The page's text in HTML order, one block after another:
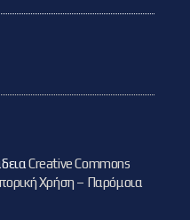
Creative Commons
Χρήση – Παρόμοια